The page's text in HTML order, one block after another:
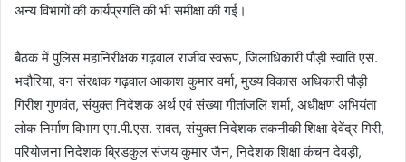
अन्य विभागों की कार्यप्रगति की भी समीक्षा की गई।
बैठक में पुलिस महानिरीक्षक गढ़वाल राजीव स्वरूप, जिलाधिकारी पौड़ी स्वाति एस.
भदौरिया, वन संरक्षक गढ़वाल आकाश कुमार वर्मा, मुख्य विकास अधिकारी पौड़ी
गिरीश गुणवंत, संयुक्त निदेशक अर्थ एवं संख्या गीतांजलि शर्मा, अधीक्षण अभियंता
लोक निर्माण विभाग एम.पी.एस. रावत, संयुक्त निदेशक तकनीकी शिक्षा देवेंद्र गिरी,
परियोजना निदेशक ब्रिडकुल संजय कुमार जैन, निदेशक शिक्षा कंचन देवड़ी,